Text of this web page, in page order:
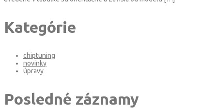
Kategórie
chiptuning
novinky
úpravy
Posledné záznamy